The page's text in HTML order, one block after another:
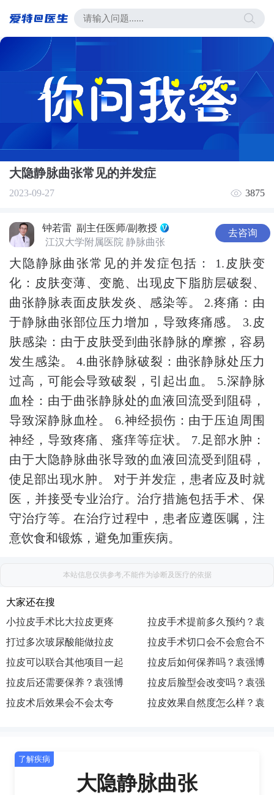
大隐静脉曲张常见的并发症
2023-09-27 3875
钟若雷 副主任医师/副教授
去咨询
江汉大学附属医院 静脉曲张
大隐静脉曲张常见的并发症包括： 1.皮肤变
化：皮肤变薄、变脆、出现皮下脂肪层破裂、
曲张静脉表面皮肤发炎、感染等。 2.疼痛：由
于静脉曲张部位压力增加，导致疼痛感。 3.皮
肤感染：由于皮肤受到曲张静脉的摩擦，容易
发生感染。 4.曲张静脉破裂：曲张静脉处压力
过高，可能会导致破裂，引起出血。 5.深静脉
血栓：由于曲张静脉处的血液回流受到阻碍，
导致深静脉血栓。 6.神经损伤：由于压迫周围
神经，导致疼痛、瘙痒等症状。 7.足部水肿：
由于大隐静脉曲张导致的血液回流受到阻碍，
使足部出现水肿。 对于并发症，患者应及时就
医，并接受专业治疗。治疗措施包括手术、保
守治疗等。在治疗过程中，患者应遵医嘱，注
意饮食和锻炼，避免加重疾病。
本站信息仅供参考,不能作为诊断及医疗的依据
大家还在搜
小拉皮手术比大拉皮更疼
吗？袁强博士|医生|怎么挂
号|去哪预约|如何挂号|咨询
拉皮手术提前多久预约？袁
强博士|医生|如何预约|出诊
地点|执业医院|主要在哪
打过多次玻尿酸能做拉皮
吗？袁强博士|医生|在哪坐
诊|执业机构|医院|联系方式
拉皮手术切口会不会愈合不
好？袁强博士|医生|在哪出
诊|去哪找|怎么联系|预约|挂
号
拉皮可以联合其他项目一起
做吗？袁强博士|怎么预约|
挂号|联系|面诊|咨询|在哪出
拉皮后如何保养吗？袁强博
士|医生|怎么挂号|去哪预约|
如何挂号|咨询
拉皮后还需要保养？袁强博
士|医生|如何预约|出诊地点|
拉皮后脸型会改变吗？袁强
博士|医生|在哪坐诊|执业机
拉皮术后效果会不会太夸
拉皮效果自然度怎么样？袁
了解疾病
大隐静脉曲张